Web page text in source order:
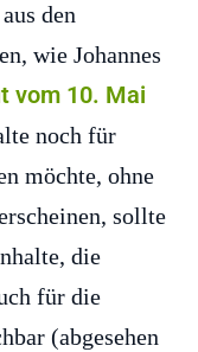
den
wie Johannes
vom 10. Mai
noch für
möchte, ohne
sollte
die
für die
(abgesehen